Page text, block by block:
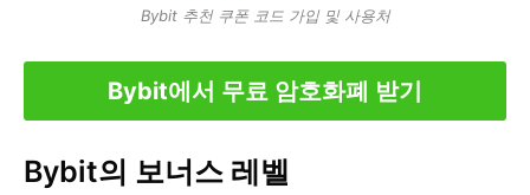
Bybit 추천 쿠폰 코드 가입 및 사용처
Bybit에서 무료 암호화폐 받기
Bybit의 보너스 레벨